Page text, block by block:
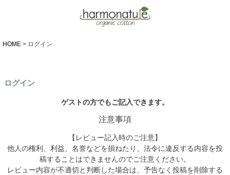
HOME ログイン
ログイン
ゲストの方でもご記入できます。
注意事項
【レビュー記入時のご注意】
他人の権利、利益、名誉などを損ねたり、法令に違反する内容を投
稿することはできませんのでご注意ください。
レビュー内容が不適切と判断した場合は、予告なく投稿を削除する